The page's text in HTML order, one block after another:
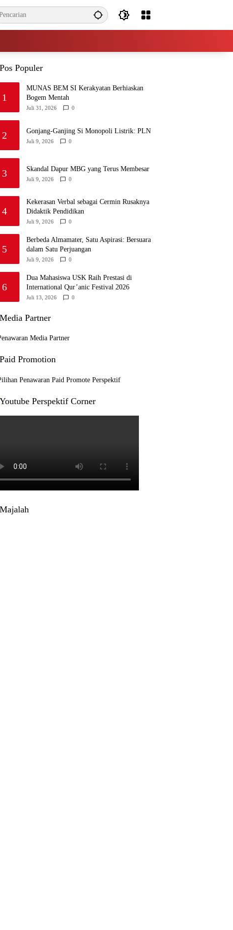
Pos Populer
1
MUNAS BEM SI Kerakyatan Berhiaskan
Bogem Mentah
Juli 31, 2026 0
2 Gonjang-Ganjing Si Monopoli Listrik: PLN
Juli 9, 2026 0
3 Skandal Dapur MBG yang Terus Membesar
Juli 9, 2026 0
4
Kekerasan Verbal sebagai Cermin Rusaknya
Didaktik Pendidikan
Juli 9, 2026 0
5
Berbeda Almamater, Satu Aspirasi: Bersuara
dalam Satu Perjuangan
Juli 9, 2026 0
6
Dua Mahasiswa USK Raih Prestasi di
International Qur’anic Festival 2026
Juli 13, 2026 0
Media Partner
Paid Promotion
Youtube Perspektif Corner
Majalah